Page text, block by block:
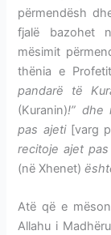
përmendësh
fjalë bazohet
mësimit
thënia e
pandarë të
(Kuranin)!” dhe
pas ajeti[varg
recitoje ajet
(në Xhenet)
Atë që e
Allahu i